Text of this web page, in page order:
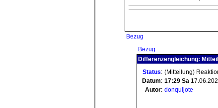
Bezug
Bezug
Differenzengleichung:
Status: (Mitteilung)
Datum: 17:29 Sa
Autor: donquijote